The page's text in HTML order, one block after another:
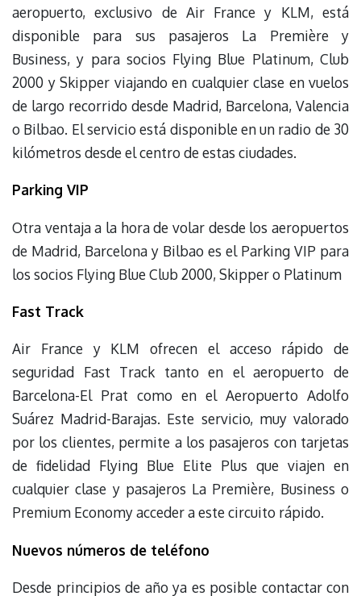
aeropuerto, exclusivo de Air France y KLM, está
disponible para sus pasajeros La Première y
Business, y para socios Flying Blue Platinum, Club
2000 y Skipper viajando en cualquier clase en vuelos
de largo recorrido desde Madrid, Barcelona, Valencia
o Bilbao. El servicio está disponible en un radio de 30
kilómetros desde el centro de estas ciudades.
Parking VIP
Otra ventaja a la hora de volar desde los aeropuertos
de Madrid, Barcelona y Bilbao es el Parking VIP para
los socios Flying Blue Club 2000, Skipper o Platinum
Fast Track
Air France y KLM ofrecen el acceso rápido de
seguridad Fast Track tanto en el aeropuerto de
Barcelona-El Prat como en el Aeropuerto Adolfo
Suárez Madrid-Barajas. Este servicio, muy valorado
por los clientes, permite a los pasajeros con tarjetas
de fidelidad Flying Blue Elite Plus que viajen en
cualquier clase y pasajeros La Première, Business o
Premium Economy acceder a este circuito rápido.
Nuevos números de teléfono
Desde principios de año ya es posible contactar con